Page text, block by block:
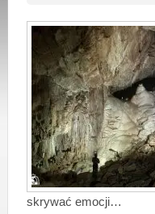
skrywać emocji…